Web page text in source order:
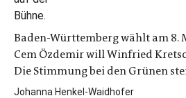
Baden-Württemberg wählt am 8.
Cem Özdemir will Winfried
Die Stimmung bei den Grünen
Johanna Henkel-Waidhofer